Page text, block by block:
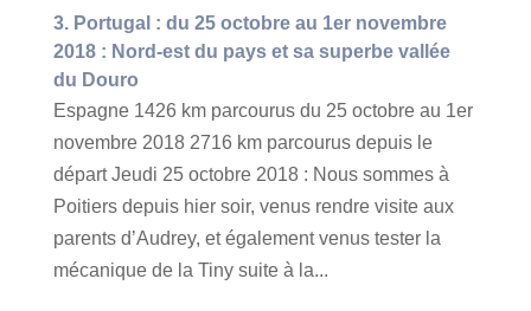
3. Portugal : du 25 octobre au 1er novembre
2018 : Nord-est du pays et sa superbe vallée
du Douro
Espagne 1426 km parcourus du 25 octobre au 1er
novembre 2018 2716 km parcourus depuis le
départ Jeudi 25 octobre 2018 : Nous sommes à
Poitiers depuis hier soir, venus rendre visite aux
parents d’Audrey, et également venus tester la
mécanique de la Tiny suite à la...